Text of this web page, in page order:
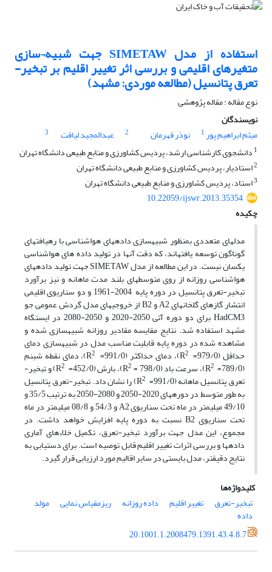
استفاده از مدل SIMETAW جهت شبیه¬سازی
متغیرهای اقلیمی و بررسی اثر تغییر اقلیم بر تبخیر-
تعرق پتانسیل (مطالعه موردی: مشهد)
نوع مقاله : مقاله پژوهشی
نویسندگان
میثم ابراهیم پور1 نوذر قهرمان 2 عبدالمجید لیاقت
3
1 دانشجوی کارشناسی ارشد، پردیس کشاورزی و منابع طبیعی دانشگاه تهران
2استادیار، پردیس کشاورزی و منابع طبیعی دانشگاه تهران
3استاد، پردیس کشاورزی و منابع طبیعی دانشگاه تهران
10.22059/ijswr.2013.35354
چکیده
مدل­های متعددی بمنظور شبیه­سازی داده­های هواشناسی با رهیافت­های
گوناگون توسعه یافته­اند، که دقت آنها در تولید داده های هواشناسی
یکسان نیست. در این مطالعه از مدل SIMETAW جهت تولید داده­های
هواشناسی روزانه از روی متوسط­های بلند مدت ماهانه و نیز برآورد
تبخیر-تعرق پتانسیل در دوره پایه 2004-1961 و دو سناریوی اقلیمی
انتشار گازهای گلخانه­ای A2 و B2 از خروجی­های مدل گردش عمومی جو
HadCM3 برای دو دوره آتی 2050-2020 و 2050-2080 در ایستگاه
مشهد استفاده شد. نتایج مقایسه مقادیر روزانه شبیه­سازی شده و
مشاهده شده در دوره پایه قابلیت مناسب مدل در شبیه­سازی دمای
حداقل (979/0= R 2 )، دمای حداکثر (991/0= R 2 )، دمای نقطه شبنم
(789/0= R
2 )، سرعت باد (798/0 = R 2 )، بارش (452/0= R 2 ) و تبخیر-
تعرق پتانسیل ماهانه (991/0= R 2 ) را نشان داد. تبخیر-تعرق پتانسیل
به طور متوسط در دوره­­های 2020-2050 و 2080-2050 به ترتیب 35/5 و
49/10 میلیمتر در ماه تحت سناریوی A2 و 54/3 و 08/8 میلیمتر در ماه
تحت سناریوی B2 نسبت به دوره پایه افزایش خواهد داشت. در
مجموع، این مدل جهت برآورد تبخیر-تعرق، تکمیل خلاءهای آماری
داده­­ها و بررسی اثرات تغییر اقلیم قابل توصیه است. برای دست­یابی به
نتایج دقیق­تر، مدل بایستی در سایر اقالیم مورد ارزیابی قرار گیرد.
کلیدواژه‌ها
تبخیر-تعرق
تغییر اقلیم داده روزانه ریزمقیاس نمایی مولد
داده
20.1001.1.2008479.1391.43.4.8.7